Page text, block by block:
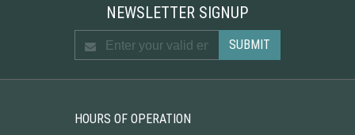
NEWSLETTER SIGNUP
HOURS OF OPERATION